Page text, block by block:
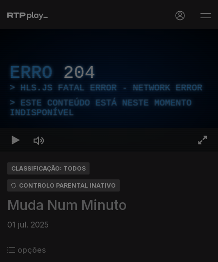
ERRO 204
HLS.JS FATAL ERROR - NETWORK ERROR
ESTE CONTEÚDO ESTÁ NESTE MOMENTO
INDISPONÍVEL
CLASSIFICAÇÃO: TODOS
CONTROLO PARENTAL INATIVO
Muda Num Minuto
01 jul. 2025
opções